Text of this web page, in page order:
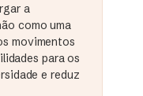
a
como uma
movimentos
para os
e reduz